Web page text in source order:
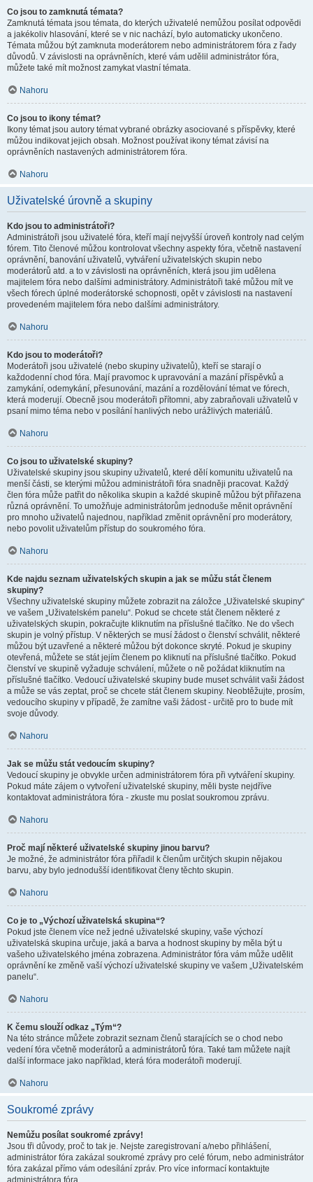
Co jsou to zamknutá témata?
Zamknutá témata jsou témata, do kterých uživatelé nemůžou posílat odpovědi
a jakékoliv hlasování, které se v nic nachází, bylo automaticky ukončeno.
Témata můžou být zamknuta moderátorem nebo administrátorem fóra z řady
důvodů. V závislosti na oprávněních, které vám udělil administrátor fóra,
můžete také mít možnost zamykat vlastní témata.
Nahoru
Co jsou to ikony témat?
Ikony témat jsou autory témat vybrané obrázky asociované s příspěvky, které
můžou indikovat jejich obsah. Možnost používat ikony témat závisí na
oprávněních nastavených administrátorem fóra.
Nahoru
Uživatelské úrovně a skupiny
Kdo jsou to administrátoři?
Administrátoři jsou uživatelé fóra, kteří mají nejvyšší úroveň kontroly nad celým
fórem. Tito členové můžou kontrolovat všechny aspekty fóra, včetně nastavení
oprávnění, banování uživatelů, vytváření uživatelských skupin nebo
moderátorů atd. a to v závislosti na oprávněních, která jsou jim udělena
majitelem fóra nebo dalšími administrátory. Administrátoři také můžou mít ve
všech fórech úplné moderátorské schopnosti, opět v závislosti na nastavení
provedeném majitelem fóra nebo dalšími administrátory.
Nahoru
Kdo jsou to moderátoři?
Moderátoři jsou uživatelé (nebo skupiny uživatelů), kteří se starají o
každodenní chod fóra. Mají pravomoc k upravování a mazání příspěvků a
zamykání, odemykání, přesunování, mazání a rozdělování témat ve fórech,
která moderují. Obecně jsou moderátoři přítomni, aby zabraňovali uživatelů v
psaní mimo téma nebo v posílání hanlivých nebo urážlivých materiálů.
Nahoru
Co jsou to uživatelské skupiny?
Uživatelské skupiny jsou skupiny uživatelů, které dělí komunitu uživatelů na
menší části, se kterými můžou administrátoři fóra snadněji pracovat. Každý
člen fóra může patřit do několika skupin a každé skupině můžou být přiřazena
různá oprávnění. To umožňuje administrátorům jednoduše měnit oprávnění
pro mnoho uživatelů najednou, například změnit oprávnění pro moderátory,
nebo povolit uživatelům přístup do soukromého fóra.
Nahoru
Kde najdu seznam uživatelských skupin a jak se můžu stát členem
skupiny?
Všechny uživatelské skupiny můžete zobrazit na záložce „Uživatelské skupiny“
ve vašem „Uživatelském panelu“. Pokud se chcete stát členem některé z
uživatelských skupin, pokračujte kliknutím na příslušné tlačítko. Ne do všech
skupin je volný přístup. V některých se musí žádost o členství schválit, některé
můžou být uzavřené a některé můžou být dokonce skryté. Pokud je skupiny
otevřená, můžete se stát jejím členem po kliknutí na příslušné tlačítko. Pokud
členství ve skupině vyžaduje schválení, můžete o ně požádat kliknutím na
příslušné tlačítko. Vedoucí uživatelské skupiny bude muset schválit vaši žádost
a může se vás zeptat, proč se chcete stát členem skupiny. Neobtěžujte, prosím,
vedoucího skupiny v případě, že zamítne vaši žádost - určitě pro to bude mít
svoje důvody.
Nahoru
Jak se můžu stát vedoucím skupiny?
Vedoucí skupiny je obvykle určen administrátorem fóra při vytváření skupiny.
Pokud máte zájem o vytvoření uživatelské skupiny, měli byste nejdříve
kontaktovat administrátora fóra - zkuste mu poslat soukromou zprávu.
Nahoru
Proč mají některé uživatelské skupiny jinou barvu?
Je možné, že administrátor fóra přiřadil k členům určitých skupin nějakou
barvu, aby bylo jednodušší identifikovat členy těchto skupin.
Nahoru
Co je to „Výchozí uživatelská skupina“?
Pokud jste členem více než jedné uživatelské skupiny, vaše výchozí
uživatelská skupina určuje, jaká a barva a hodnost skupiny by měla být u
vašeho uživatelského jména zobrazena. Administrátor fóra vám může udělit
oprávnění ke změně vaší výchozí uživatelské skupiny ve vašem „Uživatelském
panelu“.
Nahoru
K čemu slouží odkaz „Tým“?
Na této stránce můžete zobrazit seznam členů starajících se o chod nebo
vedení fóra včetně moderátorů a administrátorů fóra. Také tam můžete najít
další informace jako například, která fóra moderátoři moderují.
Nahoru
Soukromé zprávy
Nemůžu posílat soukromé zprávy!
Jsou tři důvody, proč to tak je. Nejste zaregistrovaní a/nebo přihlášení,
administrátor fóra zakázal soukromé zprávy pro celé fórum, nebo administrátor
fóra zakázal přímo vám odesílání zpráv. Pro více informací kontaktujte
administrátora fóra.